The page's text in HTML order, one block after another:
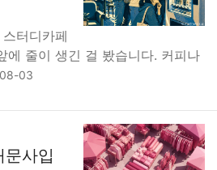
터디카페
에 줄이 생긴 걸 봤습니다. 커피나
03
문사입